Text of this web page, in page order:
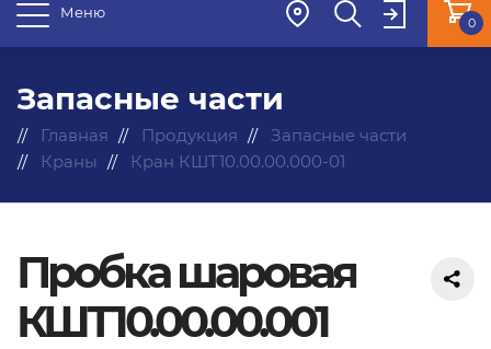
Меню
0
Запасные части
Главная Продукция
Запасные части
Краны
Кран КШТ10.00.00.000-01
Пробка шаровая
КШТ10.00.00.001